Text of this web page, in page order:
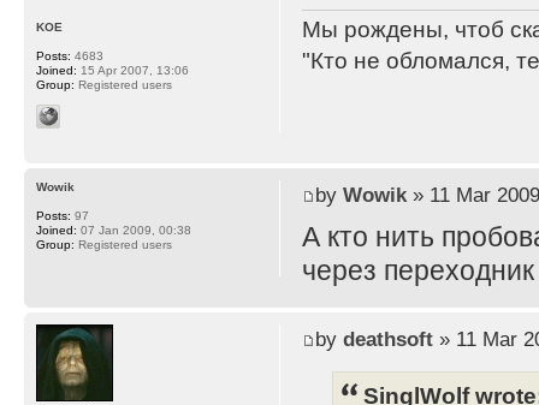
Мы рождены, чтоб
"Кто не обломался,
KOE
Posts: 4683
Joined: 15 Apr 2007, 13:06
Group: Registered users
by Wowik» 11 Mar
А кто нить
через
Wowik
Posts: 97
Joined: 07 Jan 2009, 00:38
Group: Registered users
by deathsoft» 11 Mar
SinglWolf